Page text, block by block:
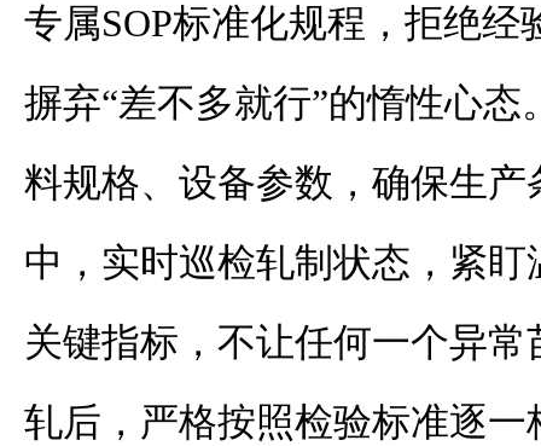
专属SOP标准化规程，拒绝经
摒弃“差不多就行”的惰性心
料规格、设备参数，确保生
中，实时巡检轧制状态，紧
关键指标，不让任何一个异
轧后，严格按照检验标准逐